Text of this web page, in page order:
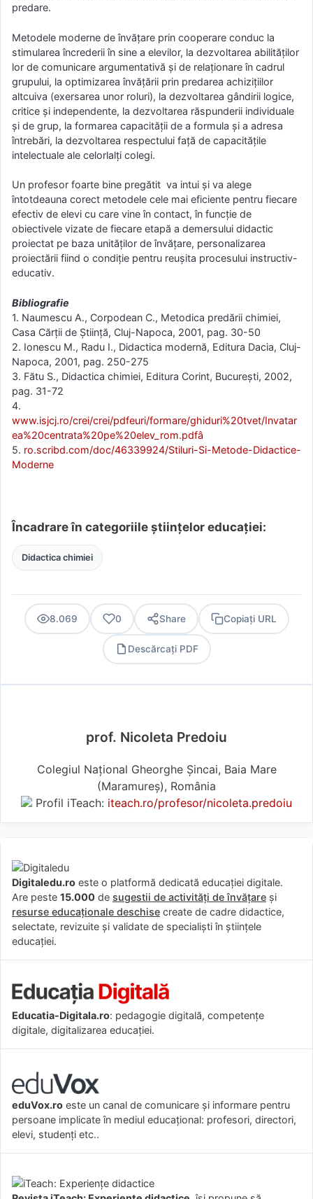
predare.
Metodele moderne de învăţare prin cooperare conduc la
stimularea încrederii în sine a elevilor, la dezvoltarea abilităţilor
lor de comunicare argumentativă şi de relaţionare în cadrul
grupului, la optimizarea învăţării prin predarea achiziţiilor
altcuiva (exersarea unor roluri), la dezvoltarea gândirii logice,
critice şi independente, la dezvoltarea răspunderii individuale
şi de grup, la formarea capacităţii de a formula şi a adresa
întrebări, la dezvoltarea respectului față de capacitățile
intelectuale ale celorlalţi colegi.
Un profesor foarte bine pregătit va intui și va alege
întotdeauna corect metodele cele mai eficiente pentru fiecare
efectiv de elevi cu care vine în contact, în funcție de
obiectivele vizate de fiecare etapă a demersului didactic
proiectat pe baza unităților de învățare, personalizarea
proiectării fiind o condiție pentru reușita procesului instructiv-
educativ.
Bibliografie
1. Naumescu A., Corpodean C., Metodica predării chimiei,
Casa Cărții de Știință, Cluj-Napoca, 2001, pag. 30-50
2. Ionescu M., Radu I., Didactica modernă, Editura Dacia, Cluj-
Napoca, 2001, pag. 250-275
3. Fătu S., Didactica chimiei, Editura Corint, București, 2002,
pag. 31-72
4.
www.isjcj.ro/crei/crei/pdfeuri/formare/ghiduri%20tvet/Invatar
ea%20centrata%20pe%20elev_rom.pdfâ
5. ro.scribd.com/doc/46339924/Stiluri-Si-Metode-Didactice-
Moderne
Încadrare în categoriile științelor educației:
Didactica chimiei
8.069 0 Share Copiați URL
Descărcați PDF
prof. Nicoleta Predoiu
Colegiul Național Gheorghe Șincai, Baia Mare
(Maramureş), România
Profil iTeach: iteach.ro/profesor/nicoleta.predoiu
Digitaledu.ro este o platformă dedicată educației digitale.
Are peste 15.000 de sugestii de activități de învățare și
resurse educaționale deschise create de cadre didactice,
selectate, revizuite și validate de specialiști în științele
educației.
Educatia-Digitala.ro: pedagogie digitală, competențe
digitale, digitalizarea educației.
eduVox.ro este un canal de comunicare și informare pentru
persoane implicate în mediul educațional: profesori, directori,
elevi, studenți etc..